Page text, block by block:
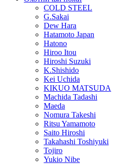
COLD STEEL
G.Sakai
Dew Hara
Hatamoto Japan
Hatono
Hiroo Itou
Hiroshi Suzuki
K.Shishido
Kei Uchida
KIKUO MATSUDA
Machida Tadashi
Maeda
Nomura Takeshi
Ritsu Yamamoto
Saito Hiroshi
Takahashi Toshiyuki
Tojiro
Yukio Nibe